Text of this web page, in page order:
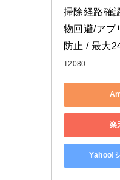
掃除経路確
物回避/アプ
防止 / 最大
T2080
楽
Yahoo!